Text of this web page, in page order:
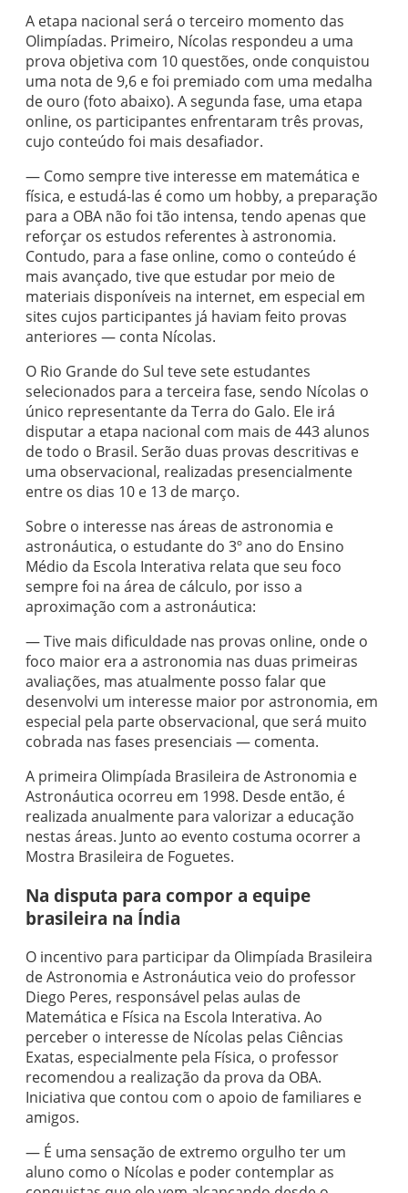
A etapa nacional será o terceiro momento das
Olimpíadas. Primeiro, Nícolas respondeu a uma
prova objetiva com 10 questões, onde conquistou
uma nota de 9,6 e foi premiado com uma medalha
de ouro (foto abaixo). A segunda fase, uma etapa
online, os participantes enfrentaram três provas,
cujo conteúdo foi mais desafiador.
— Como sempre tive interesse em matemática e
física, e estudá-las é como um hobby, a preparação
para a OBA não foi tão intensa, tendo apenas que
reforçar os estudos referentes à astronomia.
Contudo, para a fase online, como o conteúdo é
mais avançado, tive que estudar por meio de
materiais disponíveis na internet, em especial em
sites cujos participantes já haviam feito provas
anteriores — conta Nícolas.
O Rio Grande do Sul teve sete estudantes
selecionados para a terceira fase, sendo Nícolas o
único representante da Terra do Galo. Ele irá
disputar a etapa nacional com mais de 443 alunos
de todo o Brasil. Serão duas provas descritivas e
uma observacional, realizadas presencialmente
entre os dias 10 e 13 de março.
Sobre o interesse nas áreas de astronomia e
astronáutica, o estudante do 3º ano do Ensino
Médio da Escola Interativa relata que seu foco
sempre foi na área de cálculo, por isso a
aproximação com a astronáutica:
— Tive mais dificuldade nas provas online, onde o
foco maior era a astronomia nas duas primeiras
avaliações, mas atualmente posso falar que
desenvolvi um interesse maior por astronomia, em
especial pela parte observacional, que será muito
cobrada nas fases presenciais — comenta.
A primeira Olimpíada Brasileira de Astronomia e
Astronáutica ocorreu em 1998. Desde então, é
realizada anualmente para valorizar a educação
nestas áreas. Junto ao evento costuma ocorrer a
Mostra Brasileira de Foguetes.
Na disputa para compor a equipe
brasileira na Índia
O incentivo para participar da Olimpíada Brasileira
de Astronomia e Astronáutica veio do professor
Diego Peres, responsável pelas aulas de
Matemática e Física na Escola Interativa. Ao
perceber o interesse de Nícolas pelas Ciências
Exatas, especialmente pela Física, o professor
recomendou a realização da prova da OBA.
Iniciativa que contou com o apoio de familiares e
amigos.
— É uma sensação de extremo orgulho ter um
aluno como o Nícolas e poder contemplar as